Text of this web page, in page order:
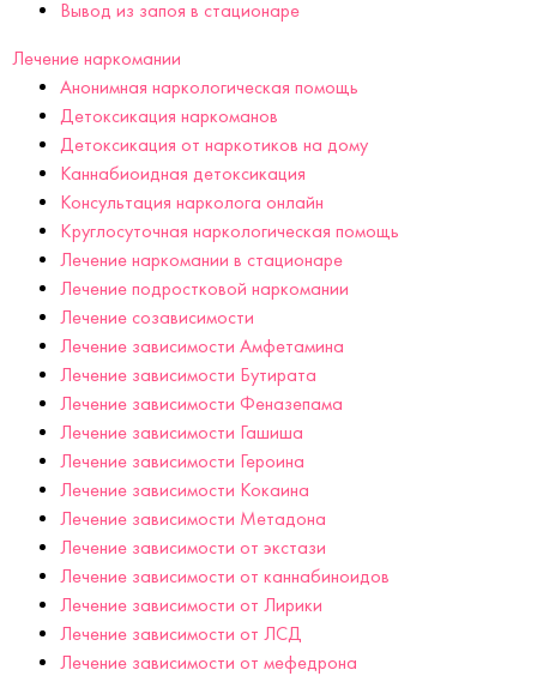
Вывод из запоя в стационаре
Лечение наркомании
Анонимная наркологическая помощь
Детоксикация наркоманов
Детоксикация от наркотиков на дому
Каннабиоидная детоксикация
Консультация нарколога онлайн
Круглосуточная наркологическая помощь
Лечение наркомании в стационаре
Лечение подростковой наркомании
Лечение созависимости
Лечение зависимости Амфетамина
Лечение зависимости Бутирата
Лечение зависимости Феназепама
Лечение зависимости Гашиша
Лечение зависимости Героина
Лечение зависимости Кокаина
Лечение зависимости Метадона
Лечение зависимости от экстази
Лечение зависимости от каннабиноидов
Лечение зависимости от Лирики
Лечение зависимости от ЛСД
Лечение зависимости от мефедрона